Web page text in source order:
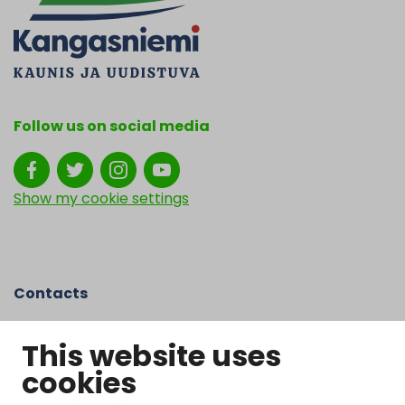
This website uses
cookies
Follow us on social media
Show my cookie settings
Contacts
Otto Mannisen tie 2
51200 Kangasniemi
kirjaamo@kangasniemi.fi